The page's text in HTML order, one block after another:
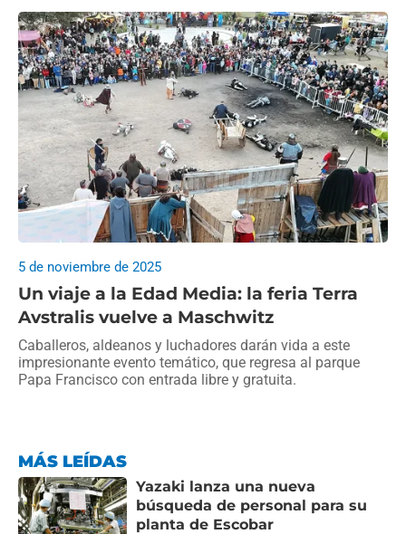
Un viaje a la Edad Media: la feria Terra
Avstralis vuelve a Maschwitz
5 de noviembre de 2025
Caballeros, aldeanos y luchadores darán vida a este
impresionante evento temático, que regresa al parque
Papa Francisco con entrada libre y gratuita.
MÁS LEÍDAS
Yazaki lanza una nueva
búsqueda de personal para su
planta de Escobar